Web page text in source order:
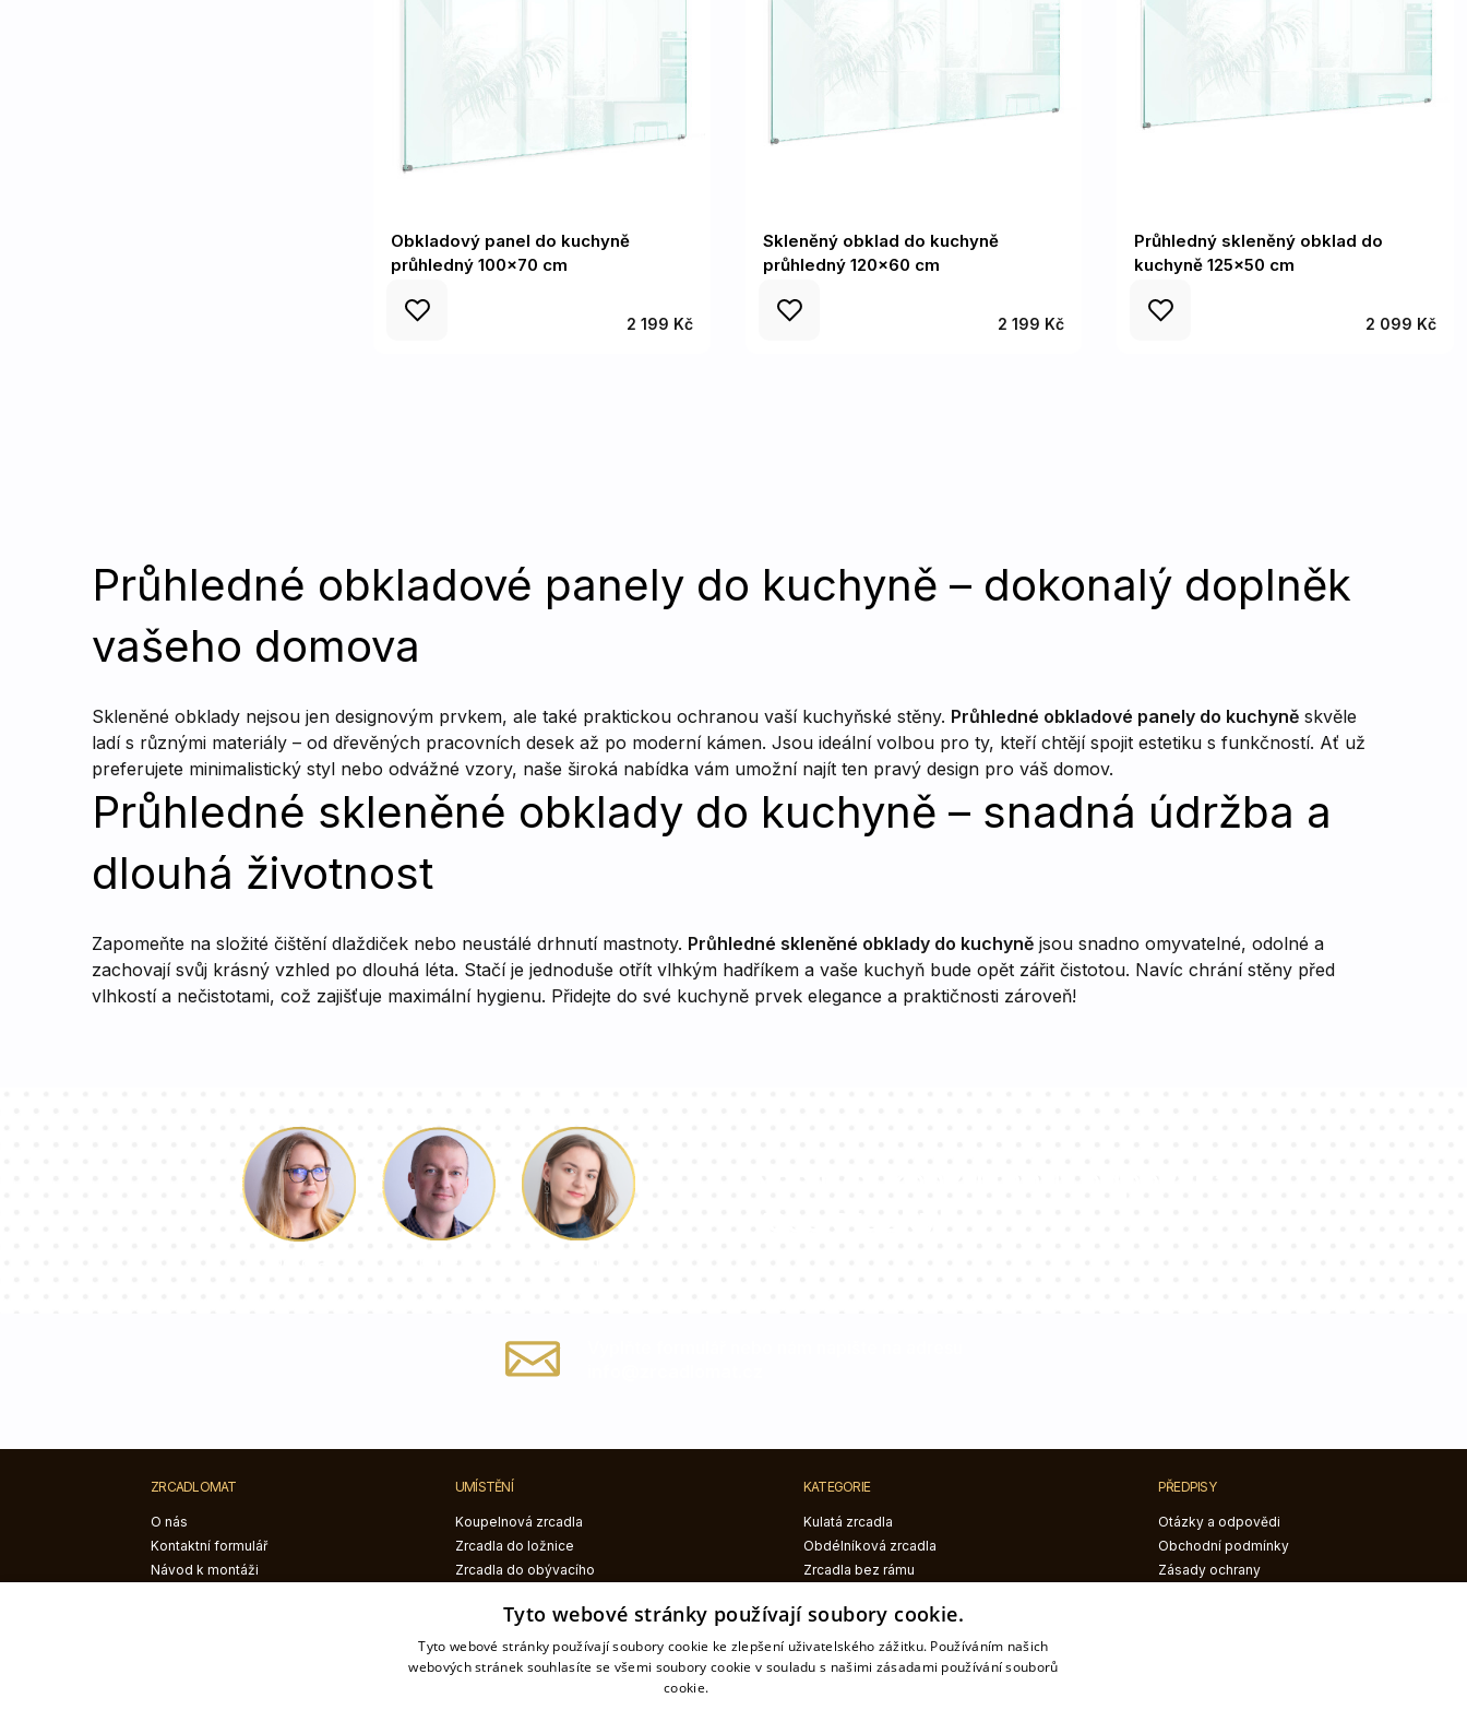
Obkladový panel do kuchyně
průhledný 100x70 cm
2 199 Kč
Skleněný obklad do kuchyně
průhledný 120x60 cm
2 199 Kč
Průhledný skleněný obklad do
kuchyně 125x50 cm
2 099 Kč
Průhledné obkladové panely do kuchyně – dokonalý doplněk
vašeho domova
Skleněné obklady nejsou jen designovým prvkem, ale také praktickou ochranou vaší kuchyňské stěny. Průhledné obkladové panely do kuchyně skvěle
ladí s různými materiály – od dřevěných pracovních desek až po moderní kámen. Jsou ideální volbou pro ty, kteří chtějí spojit estetiku s funkčností. Ať už
preferujete minimalistický styl nebo odvážné vzory, naše široká nabídka vám umožní najít ten pravý design pro váš domov.
Průhledné skleněné obklady do kuchyně – snadná údržba a
dlouhá životnost
Zapomeňte na složité čištění dlaždiček nebo neustálé drhnutí mastnoty. Průhledné skleněné obklady do kuchyně jsou snadno omyvatelné, odolné a
zachovají svůj krásný vzhled po dlouhá léta. Stačí je jednoduše otřít vlhkým hadříkem a vaše kuchyň bude opět zářit čistotou. Navíc chrání stěny před
vlhkostí a nečistotami, což zajišťuje maximální hygienu. Přidejte do své kuchyně prvek elegance a praktičnosti zároveň!
ZRCADLOMAT
O nás
Kontaktní formulář
Návod k montáži
UMÍSTĚNÍ
Koupelnová zrcadla
Zrcadla do ložnice
Zrcadla do obývacího
Zrcadla do předsíně
KATEGORIE
Kulatá zrcadla
Obdélníková zrcadla
Zrcadla bez rámu
Zrcadla v bílém rámu
Zrcadla s LED
podsvícením
PŘEDPISY
Otázky a odpovědi
Obchodní podmínky
Zásady ochrany
Tyto webové stránky používají soubory cookie.
Tyto webové stránky používají soubory cookie ke zlepšení uživatelského zážitku. Používáním našich
webových stránek souhlasíte se všemi soubory cookie v souladu s našimi zásadami používání souborů
cookie.